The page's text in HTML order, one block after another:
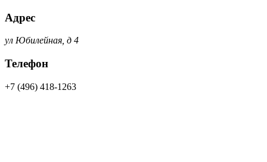
Адрес
ул Юбилейная, д 4
Телефон
+7 (496) 418-1263